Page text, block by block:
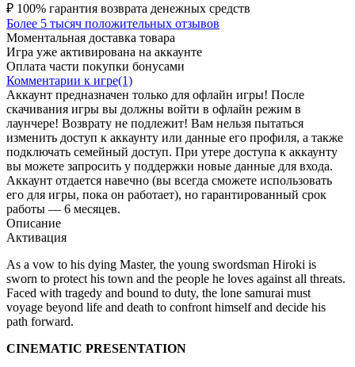
₽ 100% гарантия возврата денежных средств
Более 5 тысяч положительных отзывов
Моментальная доставка товара
Игра уже активирована на аккаунте
Оплата части покупки бонусами
Комментарии к игре(1)
Аккаунт предназначен только для офлайн игры! После
скачивания игры вы должны войти в офлайн режим в
лаунчере! Возврату не подлежит! Вам нельзя пытаться
изменить доступ к аккаунту или данные его профиля, а также
подключать семейный доступ. При утере доступа к аккаунту
вы можете запросить у поддержки новые данные для входа.
Аккаунт отдается навечно (вы всегда сможете использовать
его для игры, пока он работает), но гарантированный срок
работы — 6 месяцев.
Описание
Активация
As a vow to his dying Master, the young swordsman Hiroki is
sworn to protect his town and the people he loves against all threats.
Faced with tragedy and bound to duty, the lone samurai must
voyage beyond life and death to confront himself and decide his
path forward.
CINEMATIC PRESENTATION